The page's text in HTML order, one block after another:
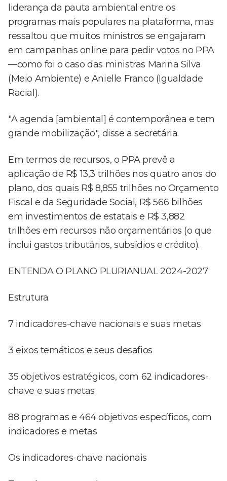
liderança da pauta ambiental entre os
programas mais populares na plataforma, mas
ressaltou que muitos ministros se engajaram
em campanhas online para pedir votos no PPA
—como foi o caso das ministras Marina Silva
(Meio Ambiente) e Anielle Franco (Igualdade
Racial).
"A agenda [ambiental] é contemporânea e tem
grande mobilização", disse a secretária.
Em termos de recursos, o PPA prevê a
aplicação de R$ 13,3 trilhões nos quatro anos do
plano, dos quais R$ 8,855 trilhões no Orçamento
Fiscal e da Seguridade Social, R$ 566 bilhões
em investimentos de estatais e R$ 3,882
trilhões em recursos não orçamentários (o que
inclui gastos tributários, subsídios e crédito).
ENTENDA O PLANO PLURIANUAL 2024-2027
Estrutura
7 indicadores-chave nacionais e suas metas
3 eixos temáticos e seus desafios
35 objetivos estratégicos, com 62 indicadores-
chave e suas metas
88 programas e 464 objetivos específicos, com
indicadores e metas
Os indicadores-chave nacionais